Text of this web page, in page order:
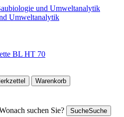
Umweltanalytik
BL HT 70
Warenkorb
suchen Sie?
SucheSuche